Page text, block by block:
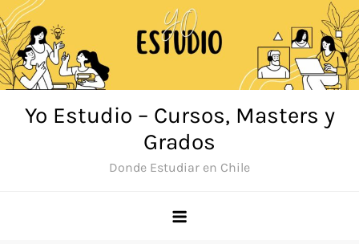
Saltar
al
contenido
Yo Estudio – Cursos, Masters y
Grados
Donde Estudiar en Chile